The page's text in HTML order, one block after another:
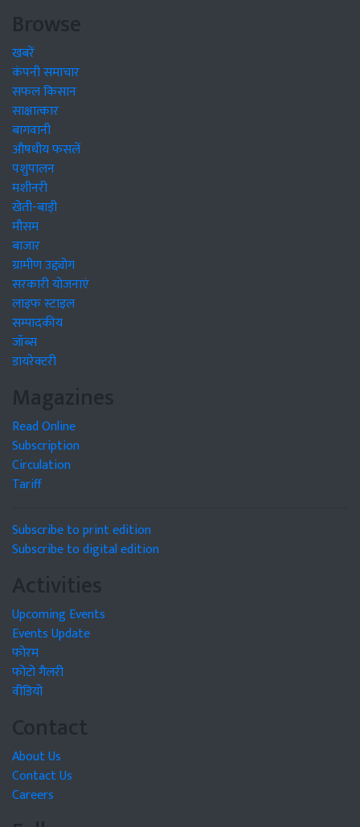
Browse
खबरें
कंपनी समाचार
सफल किसान
साक्षात्कार
बागवानी
औषधीय फसलें
पशुपालन
मशीनरी
खेती-बाड़ी
मौसम
बाजार
ग्रामीण उद्द्योग
सरकारी योजनाएं
लाइफ स्टाइल
सम्पादकीय
जॉब्स
डायरेक्टरी
Magazines
Read Online
Subscription
Circulation
Tariff
Subscribe to print edition
Subscribe to digital edition
Activities
Upcoming Events
Events Update
फोरम
फोटो गैलरी
वीडियो
Contact
About Us
Contact Us
Careers